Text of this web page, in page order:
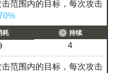
范围内的目标，每次攻击
耗 持续
4
范围内的目标，每次攻击